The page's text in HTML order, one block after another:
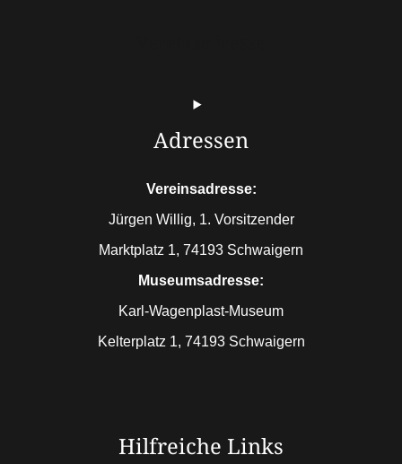
Adressen
Vereinsadresse:
Jürgen Willig, 1. Vorsitzender
Marktplatz 1, 74193 Schwaigern
Museumsadresse:
Karl-Wagenplast-Museum
Kelterplatz 1, 74193 Schwaigern
Hilfreiche Links